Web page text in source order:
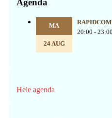
Agenda
MA
24 AUG
20:00 - 23:00
Hele agenda